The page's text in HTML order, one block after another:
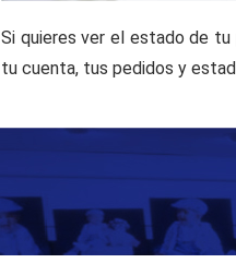
Si quieres ver el estado de tu
tu cuenta, tus pedidos y